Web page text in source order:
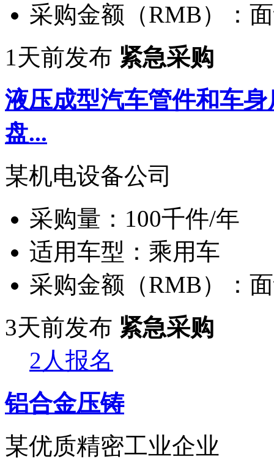
采购金额（RMB）：
1天前发布 紧急采购
液压成型汽车管件和车
盘...
某机电设备公司
采购量： 100千件/年
适用车型： 乘用车
采购金额（RMB）：
3天前发布 紧急采购
2人报名
铝合金压铸
某优质精密工业企业